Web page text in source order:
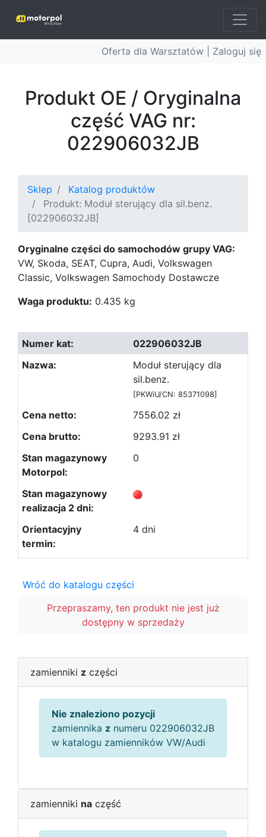
Oferta dla Warsztatów | Zaloguj się
Produkt OE / Oryginalna
część VAG nr:
022906032JB
Sklep
Katalog produktów
Produkt: Moduł sterujący dla sil.benz.
[022906032JB]
Oryginalne części do samochodów grupy VAG:
VW, Skoda, SEAT, Cupra, Audi, Volkswagen
Classic, Volkswagen Samochody Dostawcze
Waga produktu: 0.435 kg
022906032JB
Moduł sterujący dla
sil.benz.
[PKWiU/CN: 85371098]
7556.02 zł
9293.91 zł
0
4 dni
Wróć do katalogu części
Przepraszamy, ten produkt nie jest już
dostępny w sprzedaży
zamienniki z części
Nie znaleziono pozycji
zamiennika z numeru 022906032JB
w katalogu zamienników VW/Audi
zamienniki na część